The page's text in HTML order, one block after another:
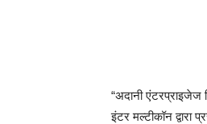
“अदानी एंटरप्राइजेज
इंटर मल्टीकॉन द्वारा